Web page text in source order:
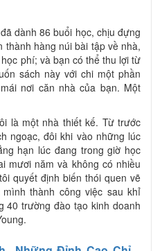
dành 86 buổi học, chịu đựng
thành hàng núi bài tập về nhà,
phí; và bạn có thể thu lợi từ
sách này với chi một phần
nơi căn nhà của bạn. Một
là một nhà thiết kế. Từ trước
ngoạc, đôi khi vào những lúc
hạn lúc đang trong giờ học
mươi năm và không có nhiều
quyết định biến thói quen vẽ
thành công việc sau khỉ
40 trường đào tạo kinh doanh